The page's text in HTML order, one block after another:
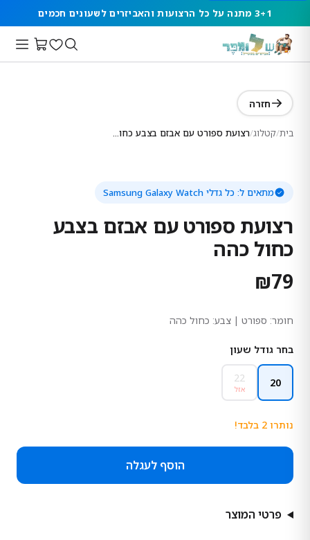
3+1 מתנה על כל הרצועות והאביזרים לשעונים חכמים
חזרה
בית/קטלוג/ רצועת ספורט עם אבזם בצבע כחול כהה
מתאים ל: כל גדלי Samsung Galaxy Watch
רצועת ספורט עם אבזם בצבע
כחול כהה
₪79
חומר: ספורט | צבע: כחול כהה
בחר גודל שעון
20
22
אזל
נותרו 2 בלבד!
הוסף לעגלה
פרטי המוצר